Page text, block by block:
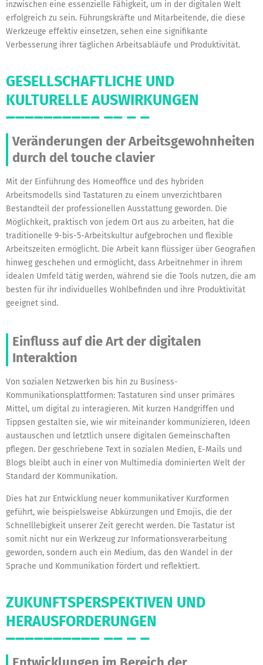
inzwischen eine essenzielle Fähigkeit, um in der digitalen Welt
erfolgreich zu sein. Führungskräfte und Mitarbeitende, die diese
Werkzeuge effektiv einsetzen, sehen eine signifikante
Verbesserung ihrer täglichen Arbeitsabläufe und Produktivität.
GESELLSCHAFTLICHE UND
KULTURELLE AUSWIRKUNGEN
Veränderungen der Arbeitsgewohnheiten
durch del touche clavier
Mit der Einführung des Homeoffice und des hybriden
Arbeitsmodells sind Tastaturen zu einem unverzichtbaren
Bestandteil der professionellen Ausstattung geworden. Die
Möglichkeit, praktisch von jedem Ort aus zu arbeiten, hat die
traditionelle 9-bis-5-Arbeitskultur aufgebrochen und flexible
Arbeitszeiten ermöglicht. Die Arbeit kann flüssiger über Geografien
hinweg geschehen und ermöglicht, dass Arbeitnehmer in ihrem
idealen Umfeld tätig werden, während sie die Tools nutzen, die am
besten für ihr individuelles Wohlbefinden und ihre Produktivität
geeignet sind.
Einfluss auf die Art der digitalen
Interaktion
Von sozialen Netzwerken bis hin zu Business-
Kommunikationsplattformen: Tastaturen sind unser primäres
Mittel, um digital zu interagieren. Mit kurzen Handgriffen und
Tippsen gestalten sie, wie wir miteinander kommunizieren, Ideen
austauschen und letztlich unsere digitalen Gemeinschaften
pflegen. Der geschriebene Text in sozialen Medien, E-Mails und
Blogs bleibt auch in einer von Multimedia dominierten Welt der
Standard der Kommunikation.
Dies hat zur Entwicklung neuer kommunikativer Kurzformen
geführt, wie beispielsweise Abkürzungen und Emojis, die der
Schnelllebigkeit unserer Zeit gerecht werden. Die Tastatur ist
somit nicht nur ein Werkzeug zur Informationsverarbeitung
geworden, sondern auch ein Medium, das den Wandel in der
Sprache und Kommunikation fördert und reflektiert.
ZUKUNFTSPERSPEKTIVEN UND
HERAUSFORDERUNGEN